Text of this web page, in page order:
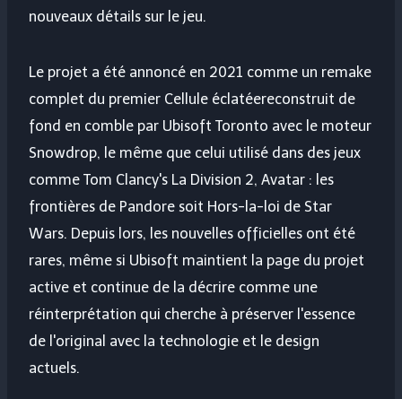
nouveaux détails sur le jeu.
Le projet a été annoncé en 2021 comme un remake
complet du premier Cellule éclatéereconstruit de
fond en comble par Ubisoft Toronto avec le moteur
Snowdrop, le même que celui utilisé dans des jeux
comme Tom Clancy's La Division 2, Avatar : les
frontières de Pandore soit Hors-la-loi de Star
Wars. Depuis lors, les nouvelles officielles ont été
rares, même si Ubisoft maintient la page du projet
active et continue de la décrire comme une
réinterprétation qui cherche à préserver l'essence
de l'original avec la technologie et le design
actuels.